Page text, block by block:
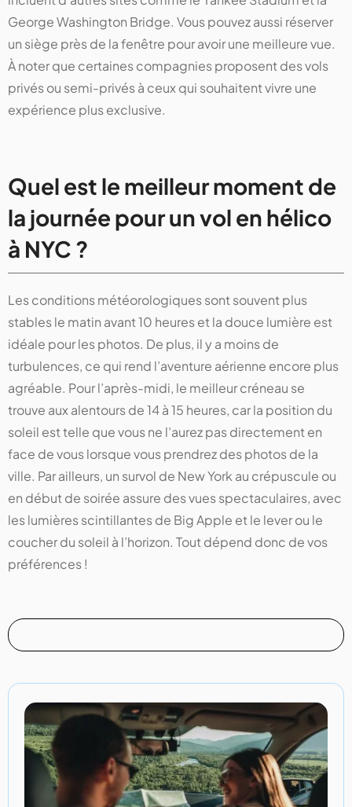
George Washington Bridge. Vous pouvez aussi réserver
un siège près de la fenêtre pour avoir une meilleure vue.
À noter que certaines compagnies proposent des vols
privés ou semi-privés à ceux qui souhaitent vivre une
expérience plus exclusive.
Quel est le meilleur moment de
la journée pour un vol en hélico
à NYC ?
Les conditions météorologiques sont souvent plus
stables le matin avant 10 heures et la douce lumière est
idéale pour les photos. De plus, il y a moins de
turbulences, ce qui rend l’aventure aérienne encore plus
agréable. Pour l’après-midi, le meilleur créneau se
trouve aux alentours de 14 à 15 heures, car la position du
soleil est telle que vous ne l’aurez pas directement en
face de vous lorsque vous prendrez des photos de la
ville. Par ailleurs, un survol de New York au crépuscule ou
en début de soirée assure des vues spectaculaires, avec
les lumières scintillantes de Big Apple et le lever ou le
coucher du soleil à l’horizon. Tout dépend donc de vos
préférences !